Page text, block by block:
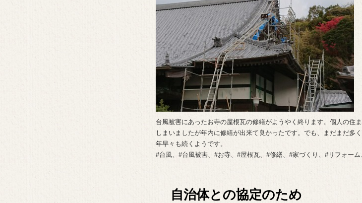
台風被害にあったお寺の屋根瓦の修繕がようやく終ります。個人の住
しまいましたが年内に修繕が出来て良かったです。でも、まだまだ多
年早々も続くようです。
#台風、#台風被害、#お寺、#屋根瓦、#修繕、#家づくり、#リフォー
自治体との協定のため